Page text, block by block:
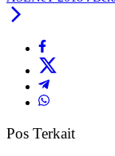
Pos Terkait